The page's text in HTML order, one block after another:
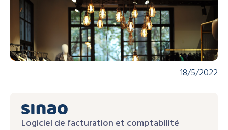
18/5/2022
Logiciel de facturation et comptabilité